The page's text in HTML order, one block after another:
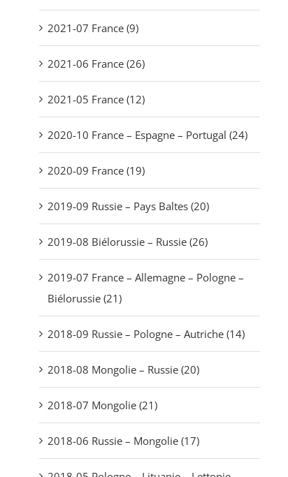
2021-07 France (9)
2021-06 France (26)
2021-05 France (12)
2020-10 France – Espagne – Portugal (24)
2020-09 France (19)
2019-09 Russie – Pays Baltes (20)
2019-08 Biélorussie – Russie (26)
2019-07 France – Allemagne – Pologne –
Biélorussie (21)
2018-09 Russie – Pologne – Autriche (14)
2018-08 Mongolie – Russie (20)
2018-07 Mongolie (21)
2018-06 Russie – Mongolie (17)